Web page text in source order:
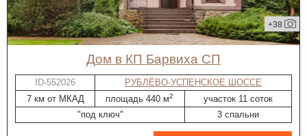
+38
дом в КП Барвиха СП
ID-552026
РУБЛЁВО-УСПЕНСКОЕ ШОССЕ
7 км от МКАД
площадь 440 м2
участок 11 соток
"под ключ"
3 спальни